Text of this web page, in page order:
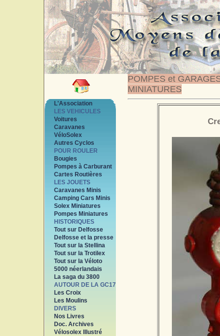
POMPES et
MINIATURES
L'Association
LES VEHICULES
Voitures
Caravanes
VéloSolex
Autres Cyclos
POUR ROULER
Bougies
Pompes à Carburant
Cartes Routières
LES JOUETS
Caravanes Minis
Camping Cars Minis
Solex Miniatures
Pompes Miniatures
HISTORIQUES
Tout sur Delfosse
Delfosse et la presse
Tout sur la Stellina
Tout sur la Trotilex
Tout sur la Véloto
5000 néerlandais
La saga du 3800
AUTOUR DE LA GC17
Les Croix
Les Moulins
DIVERS
Nos Livres
Doc. Archives
Vélosolex Illustré